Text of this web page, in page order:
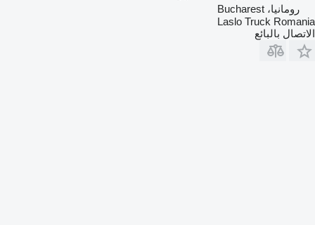
رومانيا، Bucharest
Laslo Truck Romania
الاتصال بالبائع